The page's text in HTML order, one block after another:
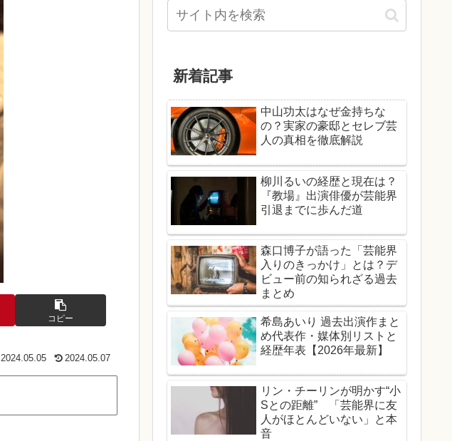
コピー
2024.05.05 2024.05.07
新着記事
中山功太はなぜ金持ちな
の？実家の豪邸とセレブ芸
人の真相を徹底解説
柳川るいの経歴と現在は？
『教場』出演俳優が芸能界
引退までに歩んだ道
森口博子が語った「芸能界
入りのきっかけ」とは？デ
ビュー前の知られざる過去
まとめ
希島あいり 過去出演作まと
め代表作・媒体別リストと
経歴年表【2026年最新】
リン・チーリンが明かす“小
Sとの距離” 「芸能界に友
人がほとんどいない」と本
音